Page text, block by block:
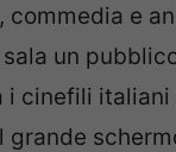
commedia e
un
i cinefili italiani
grande